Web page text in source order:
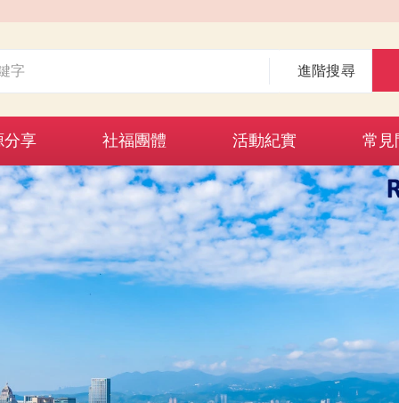
進階搜尋
分享 社福團體 活動紀實 常見